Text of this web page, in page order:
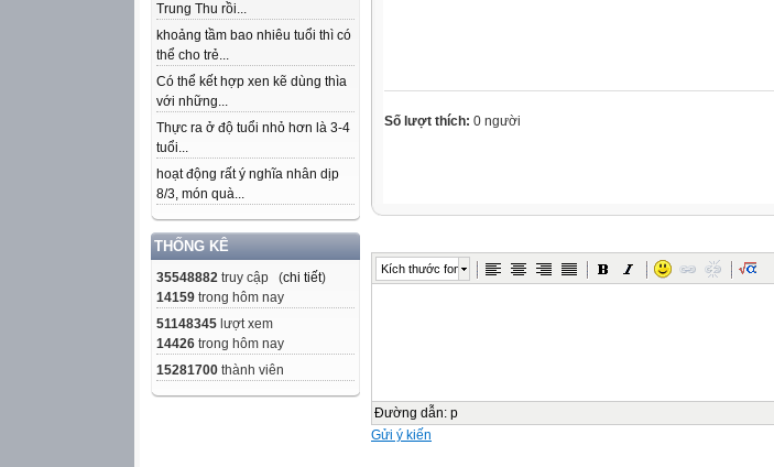
Trung Thu rồi...
khoảng tầm bao nhiêu tuổi thì có
thể cho trẻ...
Có thể kết hợp xen kẽ dùng thìa
với những...
Thực ra ở độ tuổi nhỏ hơn là 3-4
tuổi...
hoạt động rất ý nghĩa nhân dịp
8/3, món quà...
THỐNG KÊ
35548882 truy cập (chi tiết)
14159 trong hôm nay
51148345 lượt xem
14426 trong hôm nay
15281700 thành viên
Số lượt thích: 0 người
Kích thước font
Đường dẫn: p
Gửi ý kiến